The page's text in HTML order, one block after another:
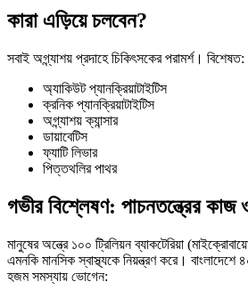
কারা এড়িয়ে চলবেন?
সবাই অগ্ন্যাশয় প্রদাহে চিকিৎসকের পরামর্শ। বিশেষত:
অ্যাকিউট প্যানক্রিয়াটাইটিস
ক্রনিক প্যানক্রিয়াটাইটিস
অগ্ন্যাশয় ক্যান্সার
ডায়াবেটিস
ফ্যাটি লিভার
পিত্তথলির পাথর
গভীর বিশ্লেষণ: পাচনতন্ত্রের কাজ
মানুষের অন্ত্রে ১০০ ট্রিলিয়ন ব্যাকটেরিয়া
এমনকি মানসিক স্বাস্থ্যকে নিয়ন্ত্রণ করে।
হজম সমস্যায় ভোগেন: